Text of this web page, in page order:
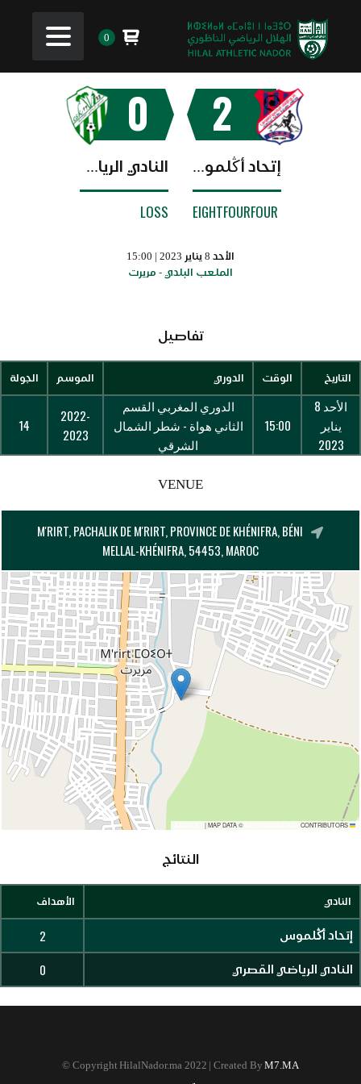
0
2
إتحاد أڭلموس
EIGHTFOURFOUR
0
النادي الرياضي القصري
LOSS
الأحد 8 يناير 2023 | 15:00
الملعب البلدي - مريرت
تفاصيل
التاريخ الوقت الدوري الموسم الجولة
الأحد 8
يناير
2023
15:00
الدوري المغربي القسم
الثاني هواة - شطر الشمال
الشرقي
2022-
2023
14
VENUE
M'RIRT, PACHALIK DE M'RIRT, PROVINCE DE KHÉNIFRA, BÉNI
MELLAL-KHÉNIFRA, 54453, MAROC
LEAFLET
|MAP DATA © CONTRIBUTORS
النتائج
النادي الأهداف
إتحاد أڭلموس 2
النادي الرياضي القصري 0
Copyright HilalNador.ma 2022 | Created ByM7.MA
©